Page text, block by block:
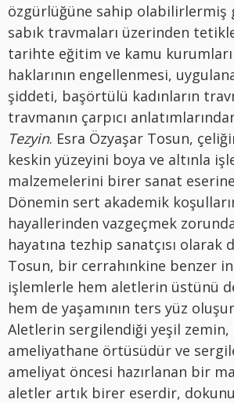
özgürlüğüne sahip
sabık travmaları üzerinden
tarihte eğitim ve kamu
haklarının engellenmesi,
şiddeti, başörtülü kadınların
travmanın çarpıcı
Tezyin. Esra Özyaşar Tosun,
keskin yüzeyini boya ve altınla
malzemelerini birer sanat
Dönemin sert akademik
hayallerinden vazgeçmek
hayatına tezhip sanatçısı olarak
Tosun, bir cerrahınkine benzer
işlemlerle hem aletlerin üstünü
hem de yaşamının ters yüz
Aletlerin sergilendiği yeşil
ameliyathane örtüsüdür ve
ameliyat öncesi hazırlanan bir
aletler artık birer eserdir,